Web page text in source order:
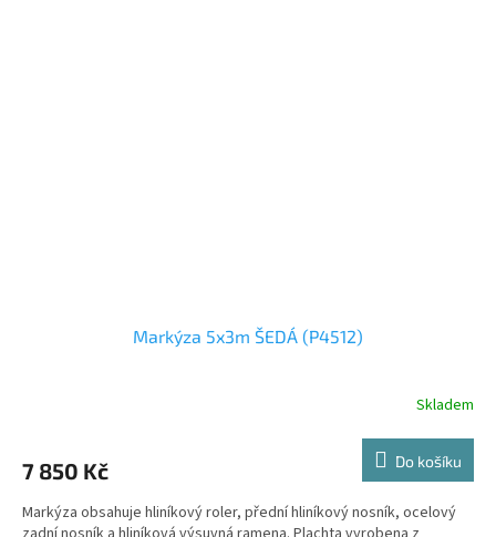
Markýza 5x3m ŠEDÁ (P4512)
Skladem
7 850 Kč Do košíku
Markýza obsahuje hliníkový roler, přední hliníkový nosník, ocelový